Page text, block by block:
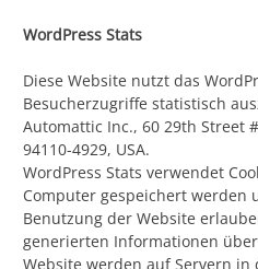
WordPress Stats
Diese Website nutzt das
Besucherzugriffe statistisch
Automattic Inc., 60 29th Street
94110-4929, USA.
WordPress Stats verwendet
Computer gespeichert werden
Benutzung der Website
generierten Informationen
Website werden auf Servern in